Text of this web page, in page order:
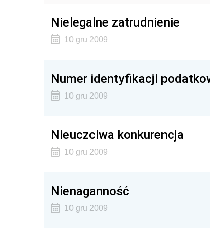
Nielegalne zatrudnienie
10 gru 2009
Numer identyfikacji
10 gru 2009
Nieuczciwa konkurencja
10 gru 2009
Nienaganność
10 gru 2009